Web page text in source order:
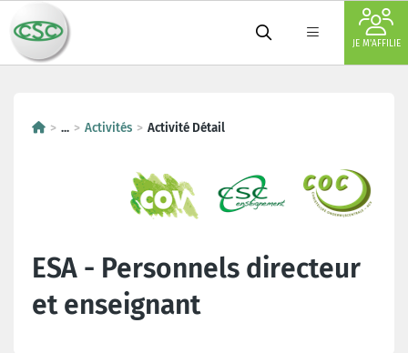
JE M'AFFILIE
... Activités Activité Détail
ESA - Personnels directeur
et enseignant